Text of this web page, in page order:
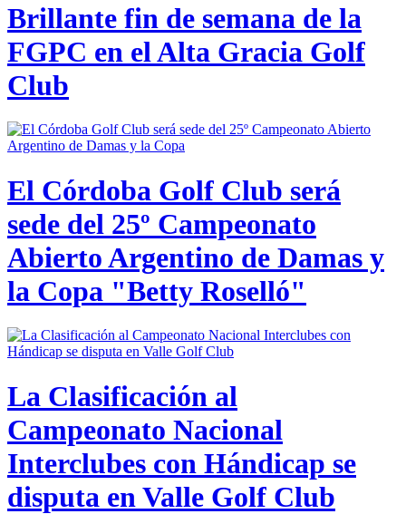
Brillante fin de semana de la
FGPC en el Alta Gracia Golf
Club
El Córdoba Golf Club será
sede del 25º Campeonato
Abierto Argentino de Damas y
la Copa "Betty Roselló"
La Clasificación al
Campeonato Nacional
Interclubes con Hándicap se
disputa en Valle Golf Club